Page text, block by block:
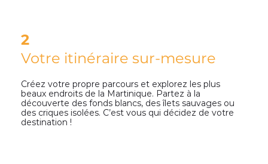
2
Votre itinéraire sur-mesure
Créez votre propre parcours et explorez les plus
beaux endroits de la Martinique. Partez à la
découverte des fonds blancs, des îlets sauvages ou
des criques isolées. C’est vous qui décidez de votre
destination !